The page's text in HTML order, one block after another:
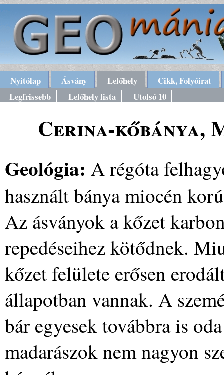
Nyitólap Ásvány Lelőhely
Cikk, Folyóirat
Legfrissebb
Lelőhely lista Utolsó 10
Cerina-kőbánya,
Geológia: A régóta
használt bánya miocén
Az ásványok a kőzet
repedéseihez kötődnek.
kőzet felülete erősen
állapotban vannak. A
bár egyesek továbbra is
madarászok nem nagyon